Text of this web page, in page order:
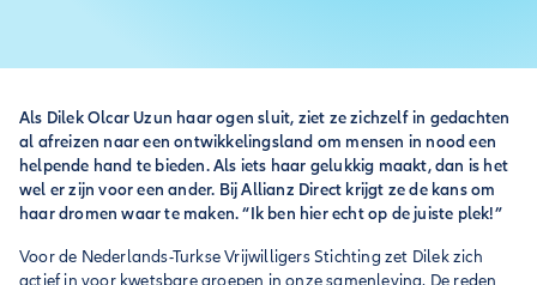
Als Dilek Olcar Uzun haar ogen sluit, ziet ze zichzelf in gedachten
al afreizen naar een ontwikkelingsland om mensen in nood een
helpende hand te bieden. Als iets haar gelukkig maakt, dan is het
wel er zijn voor een ander. Bij Allianz Direct krijgt ze de kans om
haar dromen waar te maken. “Ik ben hier echt op de juiste plek!”
Voor de Nederlands-Turkse Vrijwilligers Stichting zet Dilek zich
actief in voor kwetsbare groepen in onze samenleving. De reden